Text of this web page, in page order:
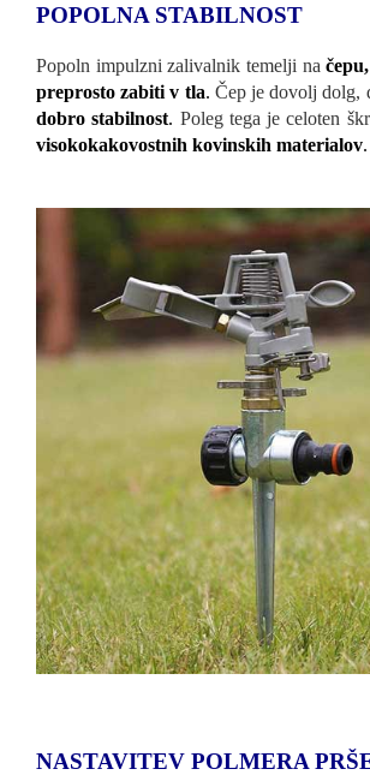
POPOLNA STABILNOST
Popoln impulzni zalivalnik temelji na
preprosto zabiti v tla. Čep je dovolj dolg,
dobro stabilnost. Poleg tega je celoten
visokokakovostnih kovinskih materialov.
NASTAVITEV POLMERA